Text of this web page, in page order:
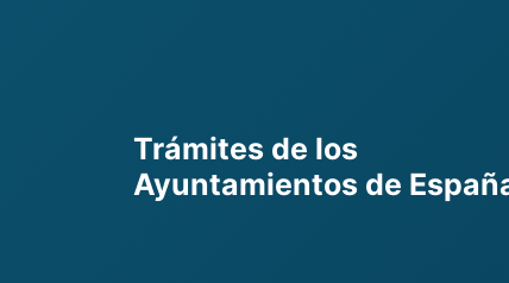
Trámites de los
Ayuntamientos de